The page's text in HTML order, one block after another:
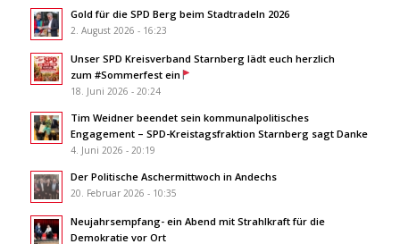
Gold für die SPD Berg beim Stadtradeln 2026
2. August 2026 - 16:23
Unser SPD Kreisverband Starnberg lädt euch herzlich
zum #Sommerfest ein
18. Juni 2026 - 20:24
Tim Weidner beendet sein kommunalpolitisches
Engagement – SPD-Kreistagsfraktion Starnberg sagt Danke
4. Juni 2026 - 20:19
Der Politische Aschermittwoch in Andechs
20. Februar 2026 - 10:35
Neujahrsempfang- ein Abend mit Strahlkraft für die
Demokratie vor Ort